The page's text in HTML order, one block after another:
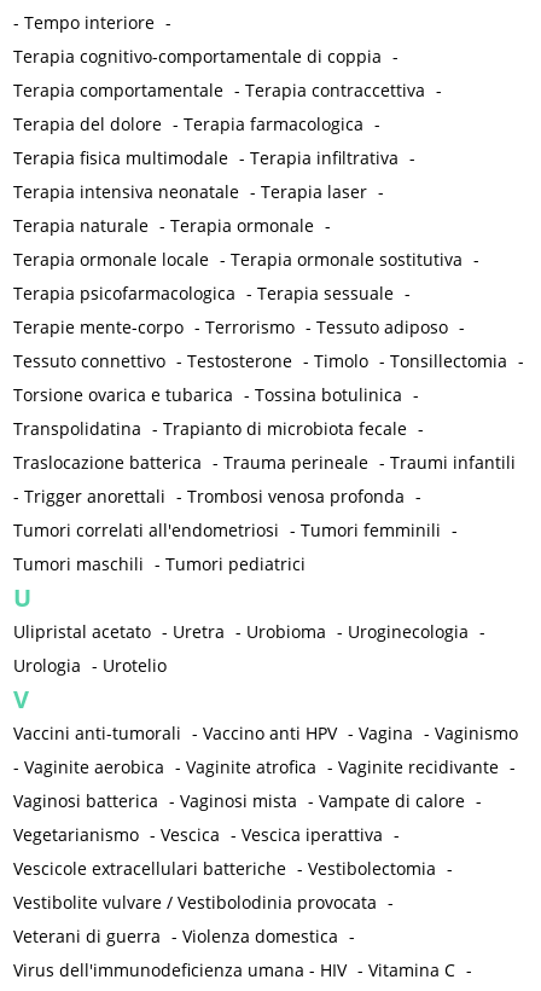
-Tempo interiore -
Terapia cognitivo-comportamentale di coppia -
Terapia comportamentale -Terapia contraccettiva -
Terapia del dolore -Terapia farmacologica -
Terapia fisica multimodale -Terapia infiltrativa -
Terapia intensiva neonatale -Terapia laser -
Terapia naturale -Terapia ormonale -
Terapia ormonale locale -Terapia ormonale sostitutiva -
Terapia psicofarmacologica -Terapia sessuale -
Terapie mente-corpo -Terrorismo -Tessuto adiposo -
Tessuto connettivo -Testosterone -Timolo -Tonsillectomia -
Torsione ovarica e tubarica -Tossina botulinica -
Transpolidatina -Trapianto di microbiota fecale -
Traslocazione batterica -Trauma perineale -Traumi infantili
-Trigger anorettali -Trombosi venosa profonda -
Tumori correlati all'endometriosi -Tumori femminili -
Tumori maschili -Tumori pediatrici
U
Ulipristal acetato - Uretra - Urobioma - Uroginecologia -
Urologia - Urotelio
V
Vaccini anti-tumorali -Vaccino anti HPV -Vagina -Vaginismo
-Vaginite aerobica -Vaginite atrofica -Vaginite recidivante -
Vaginosi batterica -Vaginosi mista -Vampate di calore -
Vegetarianismo -Vescica -Vescica iperattiva -
Vescicole extracellulari batteriche -Vestibolectomia -
Vestibolite vulvare / Vestibolodinia provocata -
Veterani di guerra -Violenza domestica -
Virus dell'immunodeficienza umana - HIV -Vitamina C -